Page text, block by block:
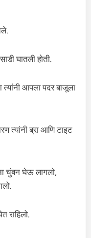
घातली होती.
त्यांनी आपला पदर बाजूला
त्यांनी ब्रा आणि टाइट
चुंबन घेऊ लागलो,
राहिलो.